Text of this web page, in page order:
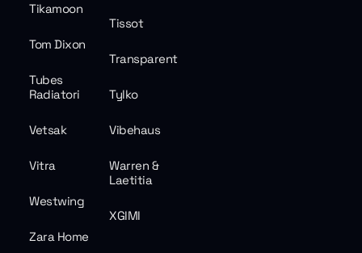
Tikamoon
Tissot
Tom Dixon
Transparent
Tubes
Radiatori
Tylko
Vetsak Vibehaus
Vitra
Warren &
Laetitia
Westwing
XGIMI
Zara Home